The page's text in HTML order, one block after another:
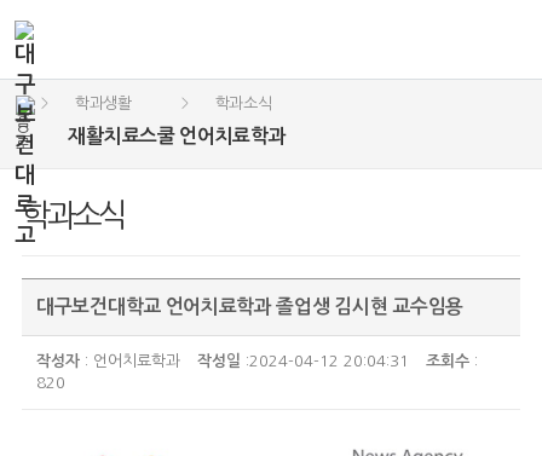
재활치료스쿨 언어치료학과
> 학과생활 > 학과소식
학과소식
대구보건대학교 언어치료학과 졸업생 김시현 교수임용
작성자 : 언어치료학과 작성일 :2024-04-12 20:04:31 조회수 :
820